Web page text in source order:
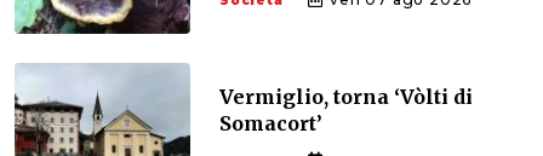
Vermiglio, torna ‘Vòlti di
Somacort’